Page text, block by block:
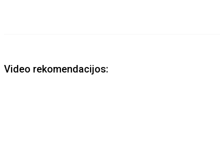
Video rekomendacijos: